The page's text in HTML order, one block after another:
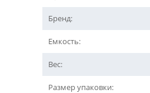
Бренд:
Емкость:
Вес:
Размер упаковки: